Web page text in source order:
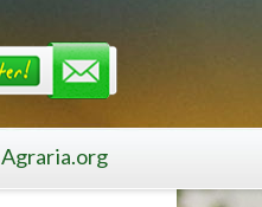
Agraria.org